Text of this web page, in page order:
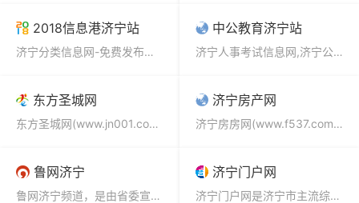
2018信息港济宁站
济宁分类信息网-免费发布本地生活便民服务信息的平台...
中公教育济宁站
济宁人事考试信息网,济宁公务员考试网,人事考试网,人力资源和社会保障局网-济宁中公教育官网...
东方圣城网
东方圣城网(www.jn001.com)是由济宁市人民政府新闻办公室、济宁报业集团联合主办，作为济宁...
济宁房产网
济宁房房网(www.f537.com)是济宁专业的房地产信息网站,提供济宁房产楼市资讯,济宁最新楼盘...
鲁网济宁
鲁网济宁频道，是由省委宣传部、省记协批准设立，宣传济宁的重要窗口，是市委、市政府重要信息发布平台。...
济宁门户网
济宁门户网是济宁市主流综合门户网站,山东济宁新闻资讯网,济宁招聘求职,济宁房产二手房,济宁旅游,济宁...